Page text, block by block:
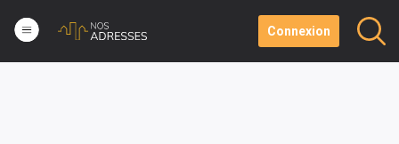
Connexion